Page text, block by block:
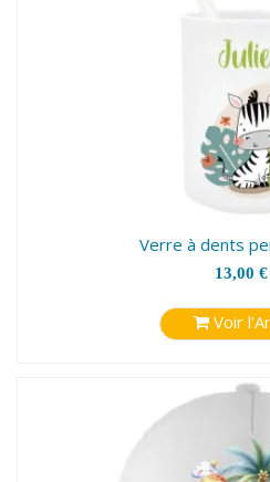
Verre à dents
13,00 €
Voir